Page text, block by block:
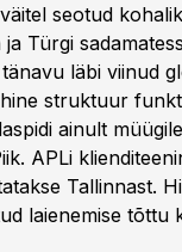
seotud
Türgi
läbi viinud
struktuur
ainult
APLi
Tallinnast.
laienemise tõttu